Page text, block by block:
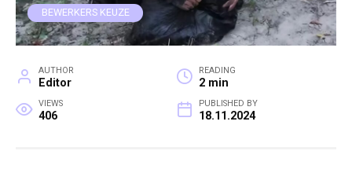
BEWERKERS KEUZE
AUTHOR
Editor
READING
2 min
VIEWS
406
PUBLISHED BY
18.11.2024